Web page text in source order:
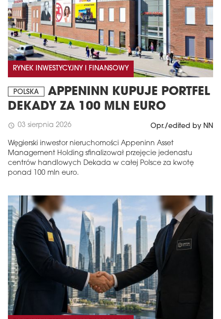
RYNEK INWESTYCYJNY I FINANSOWY
POLSKA
APPENINN KUPUJE PORTFEL
DEKADY ZA 100 MLN EURO
schedule 03 sierpnia 2026 Opr./edited by NN
Węgierski inwestor nieruchomości Appeninn Asset
Management Holding sfinalizował przejęcie jedenastu
centrów handlowych Dekada w całej Polsce za kwotę
ponad 100 mln euro.